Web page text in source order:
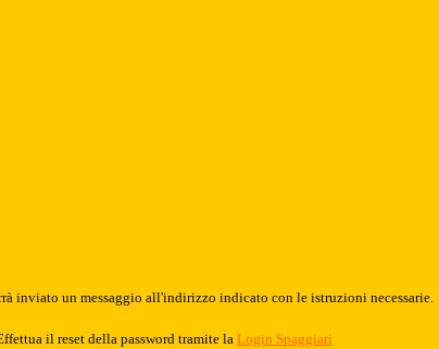
inviato un messaggio all'indirizzo indicato con le istruzioni necessarie.
il reset della password tramite la Login Spaggiari